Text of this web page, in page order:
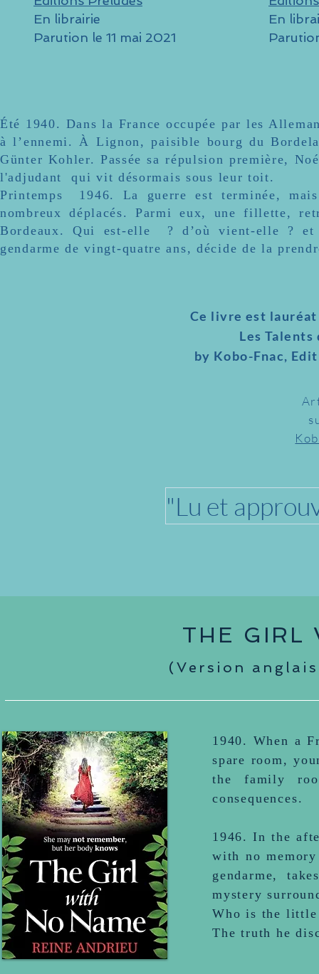
En librairie
Parution le 11 mai 2021
En
Été 1940. Dans la France occupée par les
à l’ennemi. À Lignon, paisible bourg du
Günter Kohler. Passée sa répulsion première,
l'adjudant qui vit désormais sous leur toit.
Printemps 1946. La guerre est terminée,
nombreux déplacés. Parmi eux, une fillette,
Bordeaux. Qui est-elle ? d’où vient-elle ?
gendarme de vingt-quatre ans, décide de la
Ce livre est
Les Talents
by Kobo-Fnac,
"Lu et
THE GIRL
(Version
1940. When a
spare room,
the family
consequences.
1946. In the
with no
gendarme,
mystery
Who is the little
The truth he